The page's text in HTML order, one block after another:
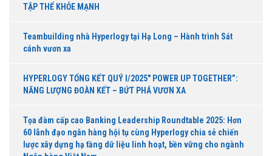
TẬP THỂ KHỎE MẠNH
Teambuilding nhà Hyperlogy tại Hạ Long – Hành trình Sát
cánh vươn xa
HYPERLOGY TỔNG KẾT QUÝ I/2025″ POWER UP TOGETHER”:
NĂNG LƯỢNG ĐOÀN KẾT – BỨT PHÁ VƯƠN XA
Tọa đàm cấp cao Banking Leadership Roundtable 2025: Hơn
60 lãnh đạo ngân hàng hội tụ cùng Hyperlogy chia sẻ chiến
lược xây dựng hạ tầng dữ liệu linh hoạt, bền vững cho ngành